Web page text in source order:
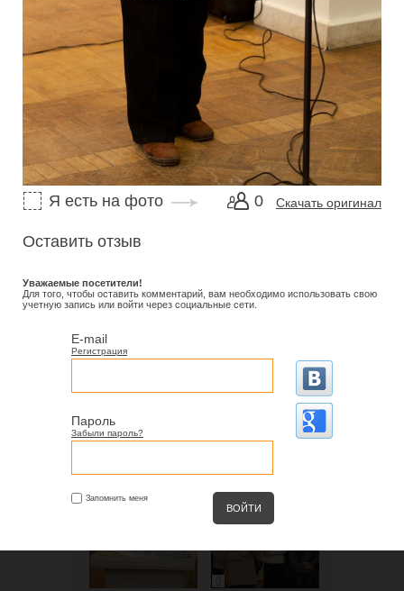
Скачать оригинал
0
Я есть на фото
Оставить отзыв
Уважаемые посетители!
Для того, чтобы оставить комментарий, вам необходимо использовать свою
учетную запись или войти через социальные сети.
E-mail
Регистрация
Пароль
Забыли пароль?
Запомнить меня